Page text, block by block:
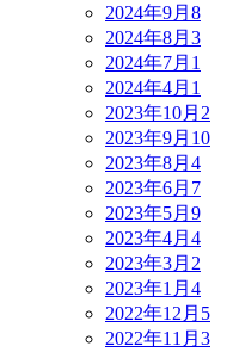
2024年9月 8
2024年8月 3
2024年7月 1
2024年4月 1
2023年10月 2
2023年9月 10
2023年8月 4
2023年6月 7
2023年5月 9
2023年4月 4
2023年3月 2
2023年1月 4
2022年12月 5
2022年11月 3